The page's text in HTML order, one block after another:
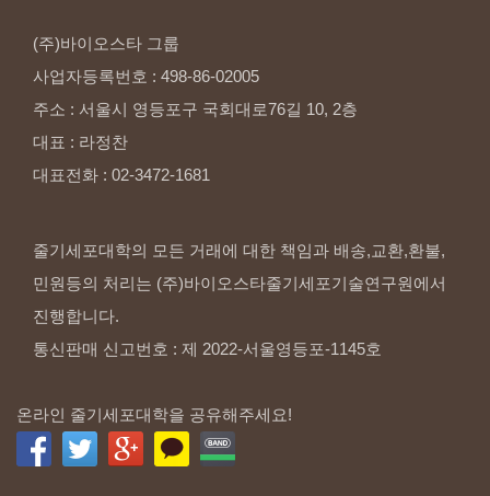
(주)바이오스타 그룹
사업자등록번호 : 498-86-02005
주소 : 서울시 영등포구 국회대로76길 10, 2층
대표 : 라정찬
대표전화 : 02-3472-1681
줄기세포대학의 모든 거래에 대한 책임과 배송,교환,환불,
민원등의 처리는 (주)바이오스타줄기세포기술연구원에서
진행합니다.
통신판매 신고번호 : 제 2022-서울영등포-1145호
온라인 줄기세포대학을 공유해주세요!